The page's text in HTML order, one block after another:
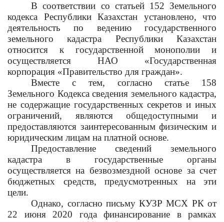
В соответствии со статьей 152 Земельного
кодекса Республики Казахстан установлено, что
деятельность по ведению государственного
земельного кадастра Республики Казахстан
относится к государственной монополии и
осуществляется НАО «Государственная
корпорация «Правительство для граждан».
Вместе с тем, согласно статье 158
Земельного Кодекса сведения земельного кадастра,
не содержащие государственных секретов и иных
ограничений, являются общедоступными и
предоставляются заинтересованным физическим и
юридическим лицам на платной основе.
Предоставление сведений земельного
кадастра в государственные органы
осуществляется на безвозмездной основе за счет
бюджетных средств, предусмотренных на эти
цели.
Однако, согласно письму КУЗР МСХ РК от
22 июня 2020 года финансирование в рамках